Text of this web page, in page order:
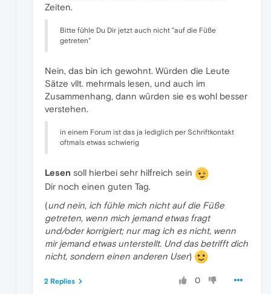
Zeiten.
Bitte fühle Du Dir jetzt auch nicht "auf die Füße
getreten"
Nein, das bin ich gewohnt. Würden die Leute
Sätze vllt. mehrmals lesen, und auch im
Zusammenhang, dann würden sie es wohl besser
verstehen.
in einem Forum ist das ja lediglich per Schriftkontakt
oftmals etwas schwierig
Lesen soll hierbei sehr hilfreich sein
Dir noch einen guten Tag.
(und nein, ich fühle mich nicht auf die Füße
getreten, wenn mich jemand etwas fragt
und/oder korrigiert; nur mag ich es nicht, wenn
mir jemand etwas unterstellt. Und das betrifft dich
nicht, sondern einen anderen User)
0
2 Replies